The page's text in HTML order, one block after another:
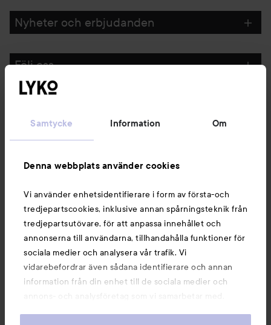
Samtycke Information Om
Denna webbplats använder cookies
Vi använder enhetsidentifierare i form av första-och
tredjepartscookies, inklusive annan spårningsteknik från
tredjepartsutövare, för att anpassa innehållet och
annonserna till användarna, tillhandahålla funktioner för
sociala medier och analysera vår trafik. Vi
vidarebefordrar även sådana identifierare och annan
information från din enhet till de sociala medier och
annons- och analysföretag som vi samarbetar med.
Nyheter och erbjudanden
Följ oss
Du kanske också gillar